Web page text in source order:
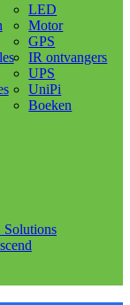
LED
Motor
GPS
IR ontvangers
UPS
UniPi
Boeken
Solutions